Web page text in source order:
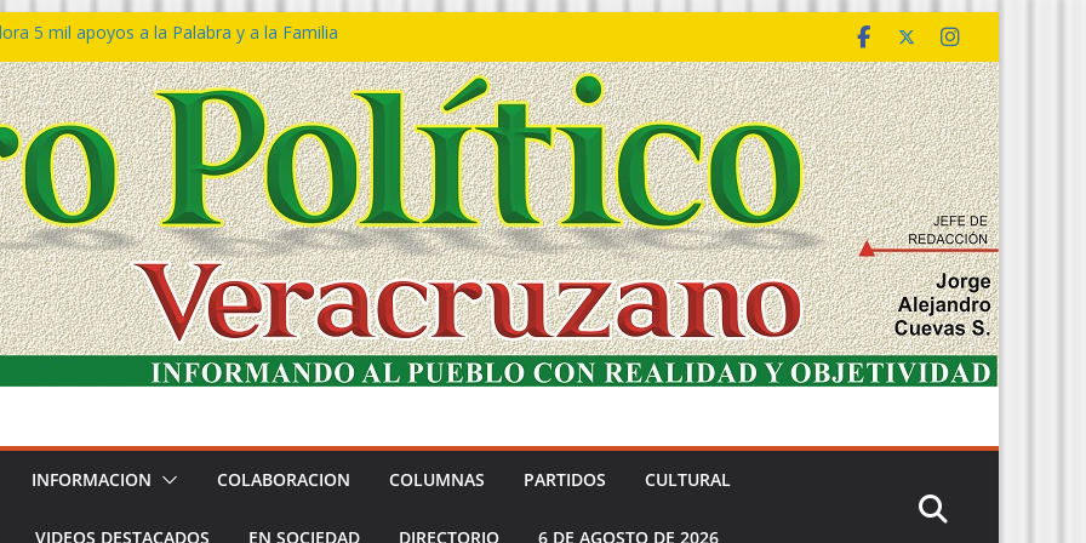
5 mil apoyos a la Palabra y a la Familia
Declaraciones de Procedencia en contra
𝙂𝙤𝙗𝙞𝙚𝙧𝙣𝙤 𝙙𝙚𝙡 𝙀𝙨𝙩𝙖𝙙𝙤 𝙖 𝙙𝙞𝙨𝙛𝙧𝙪𝙩𝙖𝙧
𝙙𝙚𝙡 𝙈𝙖𝙧 𝙚𝙣 𝘾𝙤𝙖𝙩𝙯𝙖𝙘𝙤𝙖𝙡𝙘𝙤𝙨
de policías con vocación de servicio y
SSP
rechaza acusaciones y asegura que
solicitud de desafuero
INFORMACION COLABORACION COLUMNAS PARTIDOS CULTURAL
VIDEOS DESTACADOS EN SOCIEDAD DIRECTORIO 6 DE AGOSTO DE 2026